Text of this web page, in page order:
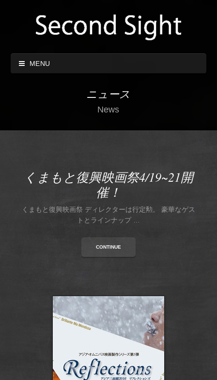
MENU
ニュース
News
くまもと復興映画祭4/19~21開
催！
くまもと復興映画祭 ディレクターは行定勲。 豪華なゲス
トとラインナップ …
CONTINUE